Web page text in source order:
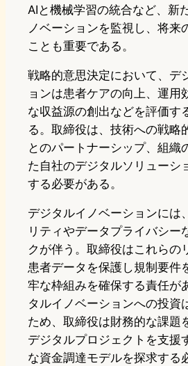
AIと機械学習の統合など、新
ノベーションを監視し、将来
ことも重要である。
戦略的意思決定において、デ
ョンは患者ケアの向上、運用
な収益源の創出などを評価す
る。取締役は、技術への戦略
とのパートナーシップ、組織
た自社のデジタルソリューシ
する必要がある。
デジタルイノベーションには
リティやデータプライバシー
クが伴う。取締役はこれらの
患者データを保護し規制要件
牢な枠組みを確保する責任が
タルイノベーションへの投資
ため、取締役は財務的な課題
デジタルプロジェクトを支援
な資金調達モデルを探求する